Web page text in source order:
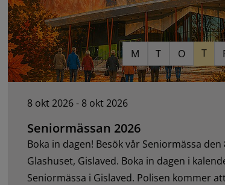
M T O T
8 okt 2026 - 8 okt 2026
Seniormässan 2026
Boka in dagen! Besök vår Seniormässa
Glashuset, Gislaved. Boka in dagen i
Seniormässa i Gislaved. Polisen kommer